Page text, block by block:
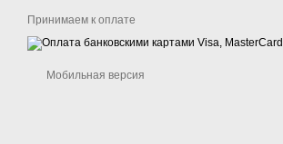
Принимаем к оплате
Мобильная версия